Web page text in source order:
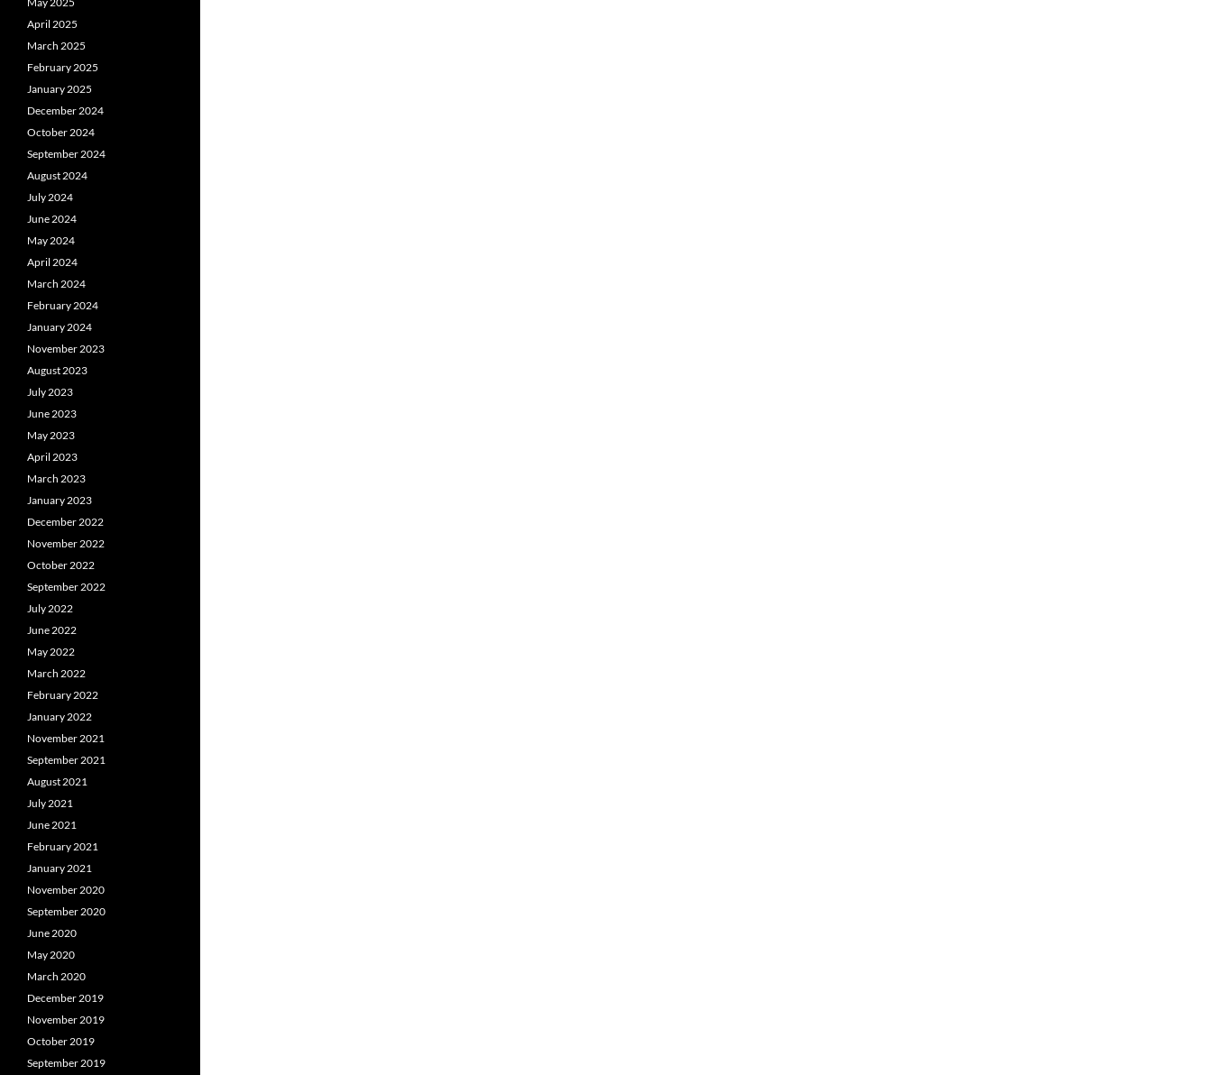
April 2025
March 2025
February 2025
January 2025
December 2024
October 2024
September 2024
August 2024
July 2024
June 2024
May 2024
April 2024
March 2024
February 2024
January 2024
November 2023
August 2023
July 2023
June 2023
May 2023
April 2023
March 2023
January 2023
December 2022
November 2022
October 2022
September 2022
July 2022
June 2022
May 2022
March 2022
February 2022
January 2022
November 2021
September 2021
August 2021
July 2021
June 2021
February 2021
January 2021
November 2020
September 2020
June 2020
May 2020
March 2020
December 2019
November 2019
October 2019
September 2019